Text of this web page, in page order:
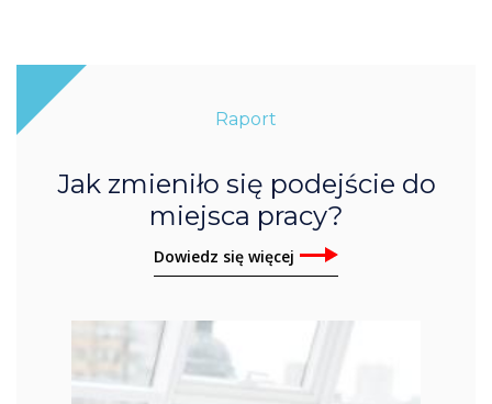
Raport
Jak zmieniło się podejście do
miejsca pracy?
Dowiedz się więcej